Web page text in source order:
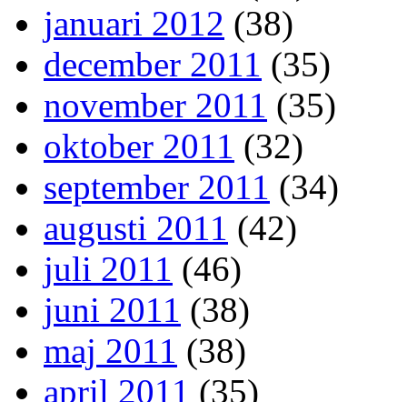
januari 2012 (38)
december 2011 (35)
november 2011 (35)
oktober 2011 (32)
september 2011 (34)
augusti 2011 (42)
juli 2011 (46)
juni 2011 (38)
maj 2011 (38)
april 2011 (35)